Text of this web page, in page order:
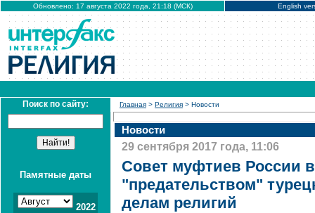
Обновлено: 17 августа 2022 года, 21:18 (МСК) English
Поиск по сайту:
Памятные даты
2022
Главная > Религия > Новости
Новости
29 сентября 2017 года, 11:06
Совет муфтиев России
"предательством"
делам религий